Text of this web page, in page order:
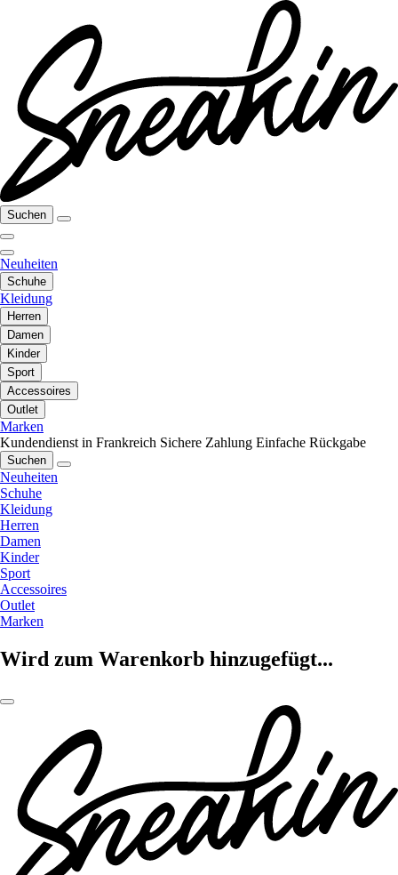
Suchen
Neuheiten
Schuhe
Kleidung
Herren
Damen
Kinder
Sport
Accessoires
Outlet
Marken
Kundendienst in Frankreich Sichere Zahlung Einfache Rückgabe
Suchen
Neuheiten
Schuhe
Kleidung
Herren
Damen
Kinder
Sport
Accessoires
Outlet
Marken
Wird zum Warenkorb hinzugefügt...